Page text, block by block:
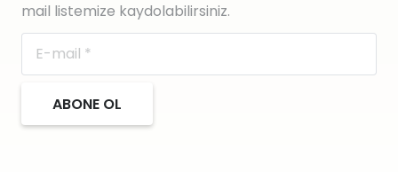
mail listemize kaydolabilirsiniz.
ABONE OL